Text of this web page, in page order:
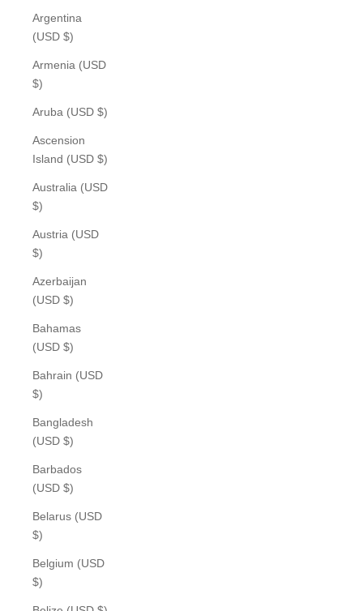
Argentina
(USD $)
Armenia (USD
$)
Aruba (USD $)
Ascension
Island (USD $)
Australia (USD
$)
Austria (USD
$)
Azerbaijan
(USD $)
Bahamas
(USD $)
Bahrain (USD
$)
Bangladesh
(USD $)
Barbados
(USD $)
Belarus (USD
$)
Belgium (USD
$)